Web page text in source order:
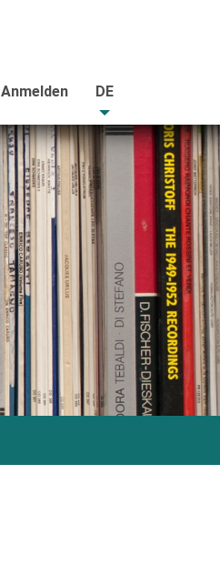
Anmelden DE